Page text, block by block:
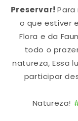
Preservar!
o que estiver
Flora e da
todo o
natureza, Essa
participar
Natureza!